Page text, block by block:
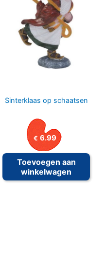
Sinterklaas op schaatsen
€ 6.99
Toevoegen aan
winkelwagen